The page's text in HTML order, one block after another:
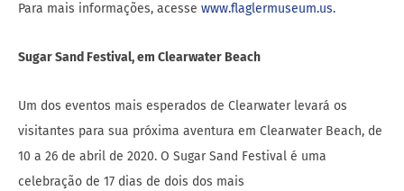
Para mais informações, acesse www.flaglermuseum.us.
Sugar Sand Festival, em Clearwater Beach
Um dos eventos mais esperados de Clearwater levará os
visitantes para sua próxima aventura em Clearwater Beach, de
10 a 26 de abril de 2020. O Sugar Sand Festival é uma
celebração de 17 dias de dois dos mais